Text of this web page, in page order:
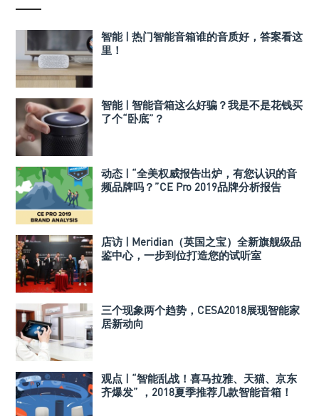
智能 | 热门智能音箱谁的音质好，答案看这
里！
智能 | 智能音箱这么好骗？我是不是花钱买
了个“卧底”？
动态 | “全美权威报告出炉，有您认识的音
频品牌吗？”CE Pro 2019品牌分析报告
店访 | Meridian（英国之宝）全新旗舰级品
鉴中心，一步到位打造您的试听室
三个现象两个趋势，CESA2018展现智能家
居新动向
观点 | “智能乱战！喜马拉雅、天猫、京东
齐爆发” ，2018夏季推荐几款智能音箱！